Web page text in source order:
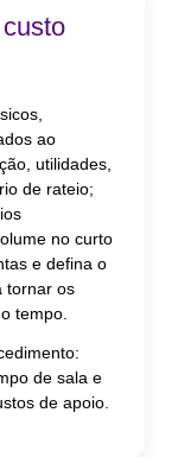
ao
utilidades,
de rateio;
no curto
e defina o
tornar os
tempo.
de sala e
de apoio.